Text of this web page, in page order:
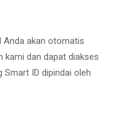
Anda akan otomatis
kami dan dapat diakses
Smart ID dipindai oleh